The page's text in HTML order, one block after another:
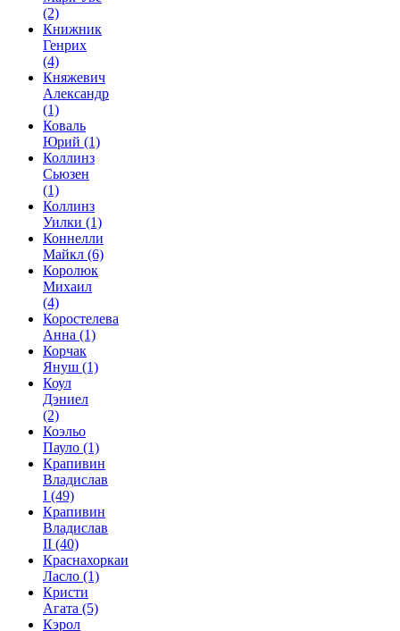
(2)
Книжник
Генрих
(4)
Княжевич
Александр
(1)
Коваль
Юрий (1)
Коллинз
Сьюзен
(1)
Коллинз
Уилки (1)
Коннелли
Майкл (6)
Королюк
Михаил
(4)
Коростелева
Анна (1)
Корчак
Януш (1)
Коул
Дэниел
(2)
Коэльо
Пауло (1)
Крапивин
Владислав
I (49)
Крапивин
Владислав
II (40)
Краснахоркаи
Ласло (1)
Кристи
Агата (5)
Кэрол